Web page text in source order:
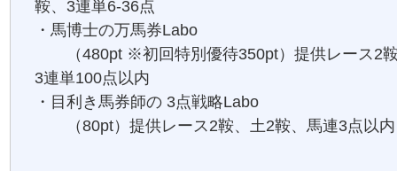
鞍、3連単6-36点
・馬博士の万馬券Labo
（480pt ※初回特別優待350pt）提供レース2
3連単100点以内
・目利き馬券師の 3点戦略Labo
（80pt）提供レース2鞍、土2鞍、馬連3点以内